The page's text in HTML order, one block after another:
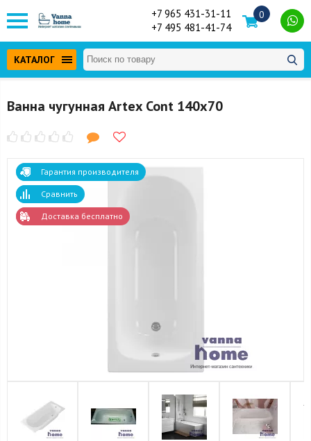
+7 965 431-31-11
+7 495 481-41-74
0
КАТАЛОГ
Ванна чугунная Artex Cont 140x70
Гарантия производителя
Сравнить
Доставка бесплатно